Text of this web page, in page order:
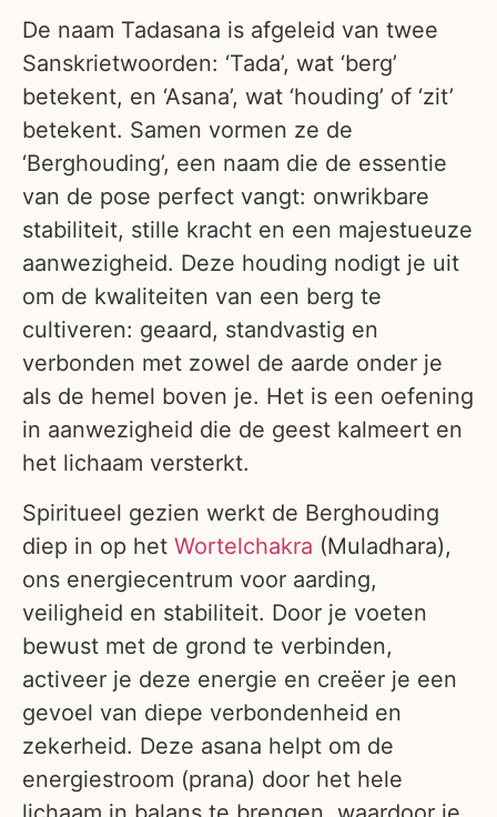
De naam Tadasana is afgeleid van twee
Sanskrietwoorden: ‘Tada’, wat ‘berg’
betekent, en ‘Asana’, wat ‘houding’ of ‘zit’
betekent. Samen vormen ze de
‘Berghouding’, een naam die de essentie
van de pose perfect vangt: onwrikbare
stabiliteit, stille kracht en een majestueuze
aanwezigheid. Deze houding nodigt je uit
om de kwaliteiten van een berg te
cultiveren: geaard, standvastig en
verbonden met zowel de aarde onder je
als de hemel boven je. Het is een oefening
in aanwezigheid die de geest kalmeert en
het lichaam versterkt.
Spiritueel gezien werkt de Berghouding
diep in op het Wortelchakra (Muladhara),
ons energiecentrum voor aarding,
veiligheid en stabiliteit. Door je voeten
bewust met de grond te verbinden,
activeer je deze energie en creëer je een
gevoel van diepe verbondenheid en
zekerheid. Deze asana helpt om de
energiestroom (prana) door het hele